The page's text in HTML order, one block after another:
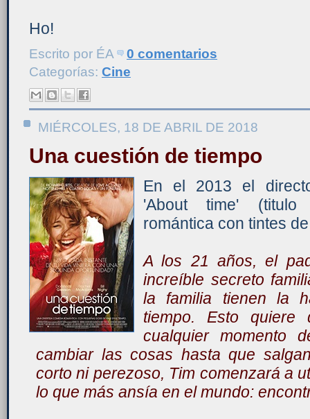
Ho!
Escrito por ÉA
0 comentarios
Categorías: Cine
MIÉRCOLES, 18 DE ABRIL DE 2018
Una cuestión de tiempo
En el 2013 el
'About time' (titulo
romántica con tintes
A los 21 años, el
increíble secreto
la familia tienen la
tiempo. Esto quiere
cualquier momento
cambiar las cosas hasta que
corto ni perezoso, Tim comenzará a
lo que más ansía en el mundo: